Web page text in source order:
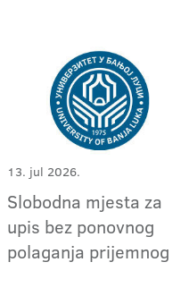
13. jul 2026.
Slobodna mjesta za
upis bez ponovnog
polaganja prijemnog